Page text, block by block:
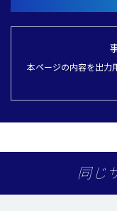
本ページの内容を出力
同じ